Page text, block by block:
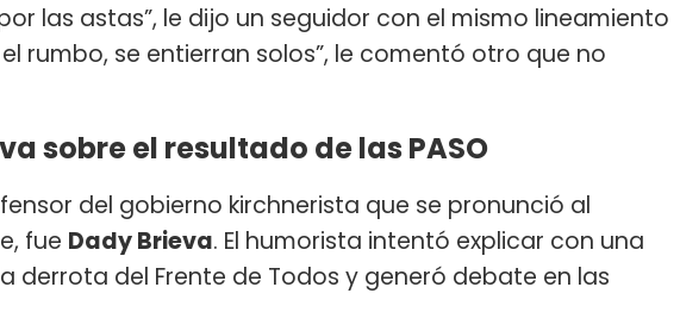
las astas”, le dijo un seguidor con el mismo lineamiento
rumbo, se entierran solos”, le comentó otro que no
sobre el resultado de las PASO
del gobierno kirchnerista que se pronunció al
fue Dady Brieva. El humorista intentó explicar con una
derrota del Frente de Todos y generó debate en las